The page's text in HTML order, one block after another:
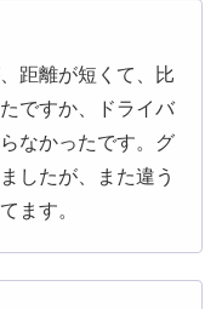
距離が短くて、比
ですか、ドライバ
なかったです。グ
したが、また違う
ます。